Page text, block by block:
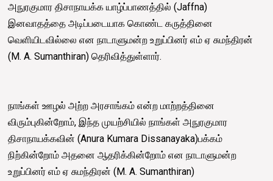
அநுரகுமார திசாநாயக்க யாழ்ப்பாணத்தில் (Jaffna)
இனவாதத்தை அடிப்படையாக கொண்ட கருத்தினை
வெளியிடவில்லை என நாடாளுமன்ற உறுப்பினர் எம் ஏ சுமந்திரன்
(M. A. Sumanthiran) தெரிவித்துள்ளார்.
நாங்கள் ஊழல் அற்ற அரசாங்கம் என்ற மாற்றத்தினை
விரும்புகின்றோம், இந்த முயற்சியில் நாங்கள் அநுரகுமார
திசாநாயக்கவின் (Anura Kumara Dissanayaka)பக்கம்
நிற்கின்றோம் அதனை ஆதரிக்கின்றோம் என நாடாளுமன்ற
உறுப்பினர் எம் ஏ சுமந்திரன் (M. A. Sumanthiran)